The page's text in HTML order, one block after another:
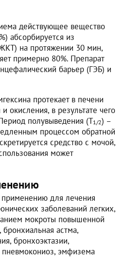
действующее вещество
абсорбируется из
на протяжении 30 мин,
примерно 80%. Препарат
барьер (ГЭБ) и
протекает в печени
окисления, в результате чего
полувыведения (Т1/2) –
процессом обратной
средство с мочой,
может
для лечения
заболеваний легких,
мокроты повышенной
бронхиальная астма,
бронхоэктазии,
пневмокониоз, эмфизема